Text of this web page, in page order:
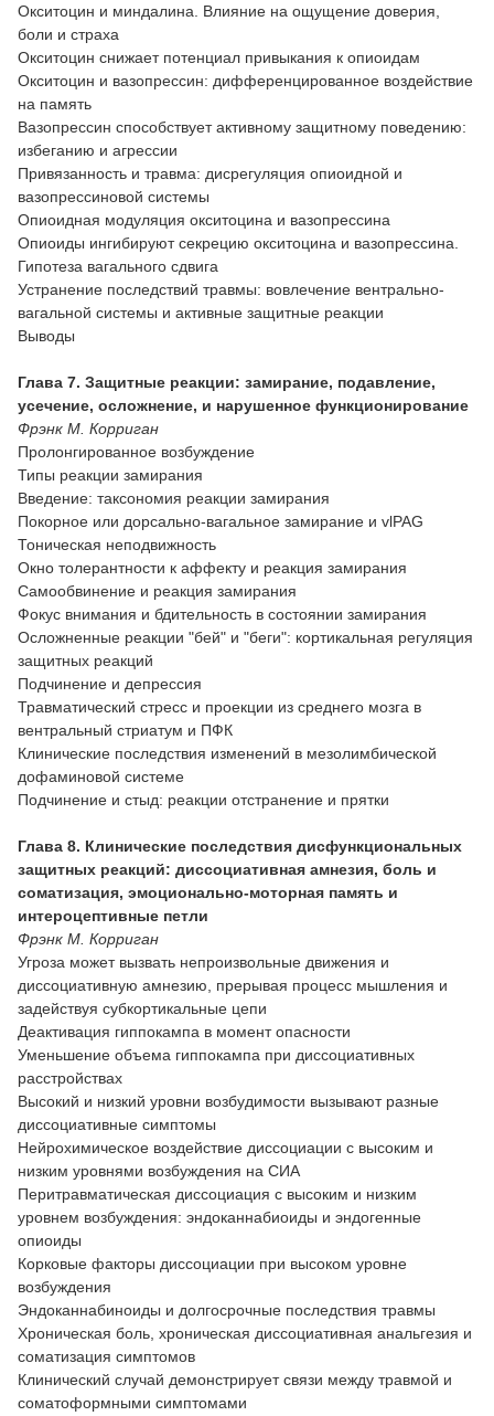
Окситоцин и миндалина. Влияние на ощущение доверия,
боли и страха
Окситоцин снижает потенциал привыкания к опиоидам
Окситоцин и вазопрессин: дифференцированное воздействие
на память
Вазопрессин способствует активному защитному поведению:
избеганию и агрессии
Привязанность и травма: дисрегуляция опиоидной и
вазопрессиновой системы
Опиоидная модуляция окситоцина и вазопрессина
Опиоиды ингибируют секрецию окситоцина и вазопрессина.
Гипотеза вагального сдвига
Устранение последствий травмы: вовлечение вентрально-
вагальной системы и активные защитные реакции
Выводы
Глава 7. Защитные реакции: замирание, подавление,
усечение, осложнение, и нарушенное функционирование
Фрэнк М. Корриган
Пролонгированное возбуждение
Типы реакции замирания
Введение: таксономия реакции замирания
Покорное или дорсально-вагальное замирание и vlPAG
Тоническая неподвижность
Окно толерантности к аффекту и реакция замирания
Самообвинение и реакция замирания
Фокус внимания и бдительность в состоянии замирания
Осложненные реакции "бей" и "беги": кортикальная регуляция
защитных реакций
Подчинение и депрессия
Травматический стресс и проекции из среднего мозга в
вентральный стриатум и ПФК
Клинические последствия изменений в мезолимбической
дофаминовой системе
Подчинение и стыд: реакции отстранение и прятки
Глава 8. Клинические последствия дисфункциональных
защитных реакций: диссоциативная амнезия, боль и
соматизация, эмоционально-моторная память и
интероцептивные петли
Фрэнк М. Корриган
Угроза может вызвать непроизвольные движения и
диссоциативную амнезию, прерывая процесс мышления и
задействуя субкортикальные цепи
Деактивация гиппокампа в момент опасности
Уменьшение объема гиппокампа при диссоциативных
расстройствах
Высокий и низкий уровни возбудимости вызывают разные
диссоциативные симптомы
Нейрохимическое воздействие диссоциации с высоким и
низким уровнями возбуждения на СИА
Перитравматическая диссоциация с высоким и низким
уровнем возбуждения: эндоканнабиоиды и эндогенные
опиоиды
Корковые факторы диссоциации при высоком уровне
возбуждения
Эндоканнабиноиды и долгосрочные последствия травмы
Хроническая боль, хроническая диссоциативная анальгезия и
соматизация симптомов
Клинический случай демонстрирует связи между травмой и
соматоформными симптомами